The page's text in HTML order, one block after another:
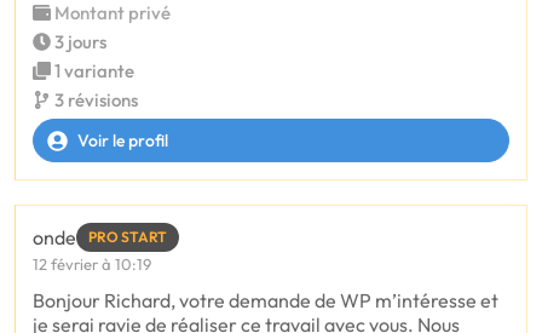
Montant privé
3 jours
1 variante
3 révisions
Voir le profil
onde PRO START
12 février à 10:19
Bonjour Richard, votre demande de WP m’intéresse et
je serai ravie de réaliser ce travail avec vous. Nous